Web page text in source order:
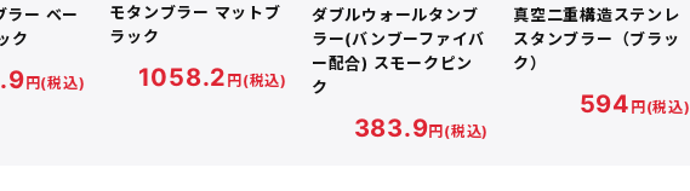
タンブラー・マグカップ エコバッグ・トートバッグ
ラー ベー
ク
円(税込)
モタンブラー マットブ
ラック
1058.2 円(税込)
ダブルウォールタンブ
ラー(バンブーファイバ
ー配合) スモークピン
ク
383.9円(税込)
真空二重構造ステンレ
スタンブラー（ブラッ
ク）
594 円(税込)